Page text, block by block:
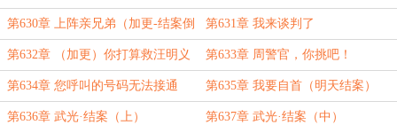
第630章 上阵亲兄弟（加更-结案倒
计时）
第631章 我来谈判了
第632章 （加更）你打算救汪明义
吗？
第633章 周警官，你挑吧！
第634章 您呼叫的号码无法接通 第635章 我要自首（明天结案）
第636章 武光·结案（上） 第637章 武光·结案（中）